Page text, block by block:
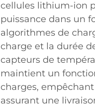
cellules lithium-ion
puissance dans un
algorithmes de
charge et la durée
capteurs de
maintient un
charges,
assurant une